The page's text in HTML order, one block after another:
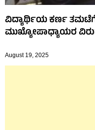
ವಿದ್ಯಾರ್ಥಿಯ ಕರ್ಣ
ಮುಖ್ಯೋಪಾಧ್ಯಾಯರ
August 19, 2025